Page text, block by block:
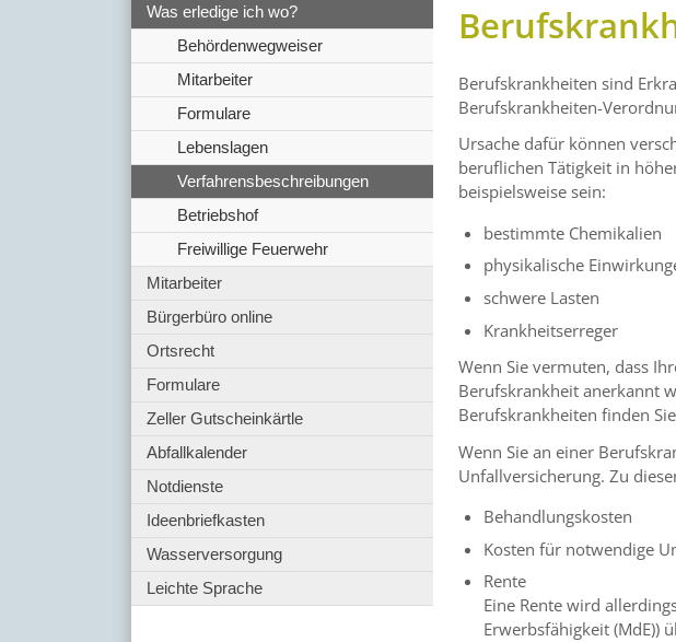
Was erledige ich wo?
Behördenwegweiser
Mitarbeiter
Formulare
Lebenslagen
Verfahrensbeschreibungen
Betriebshof
Freiwillige Feuerwehr
Mitarbeiter
Bürgerbüro online
Ortsrecht
Formulare
Zeller Gutscheinkärtle
Abfallkalender
Notdienste
Ideenbriefkasten
Wasserversorgung
Leichte Sprache
Berufskrankheiten sind
Berufskrankheiten-
Ursache dafür können
beruflichen Tätigkeit in
beispielsweise sein:
bestimmte Chemikalien
physikalische
schwere Lasten
Krankheitserreger
Wenn Sie vermuten, dass
Berufskrankheit anerkannt
Berufskrankheiten finden
Wenn Sie an einer
Unfallversicherung.Zu
Behandlungskosten
Kosten für notwendige
Rente
Eine Rente wird
Erwerbsfähigkeit (MdE))